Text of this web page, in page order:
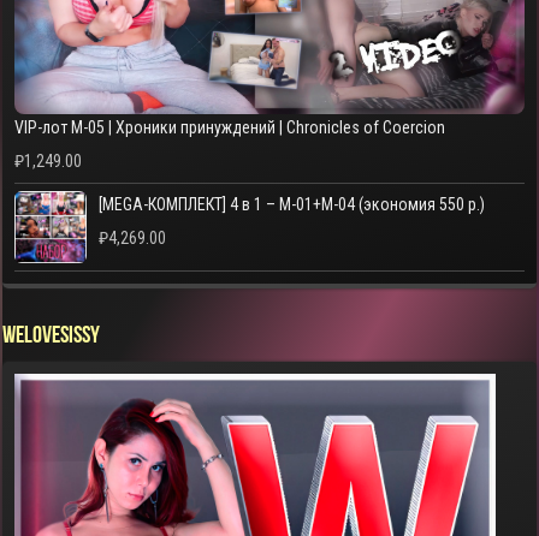
VIP-лот M-05 | Хроники принуждений | Chronicles of Coercion
₽1,249.00
[MEGA-КОМПЛЕКТ] 4 в 1 – M-01+M-04 (экономия 550 р.)
₽4,269.00
WELOVESISSY